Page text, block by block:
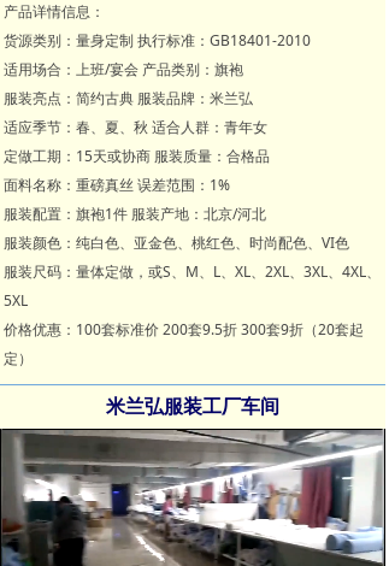
产品详情信息：
货源类别：量身定制 执行标准：GB18401-2010
适用场合：上班/宴会 产品类别：旗袍
服装亮点：简约古典 服装品牌：米兰弘
适应季节：春、夏、秋 适合人群：青年女
定做工期：15天或协商 服装质量：合格品
面料名称：重磅真丝 误差范围：1%
服装配置：旗袍1件 服装产地：北京/河北
服装颜色：纯白色、亚金色、桃红色、时尚配色、VI色
服装尺码：量体定做，或S、M、L、XL、2XL、3XL、4XL、
5XL
价格优惠：100套标准价 200套9.5折 300套9折（20套起
定）
米兰弘服装工厂车间